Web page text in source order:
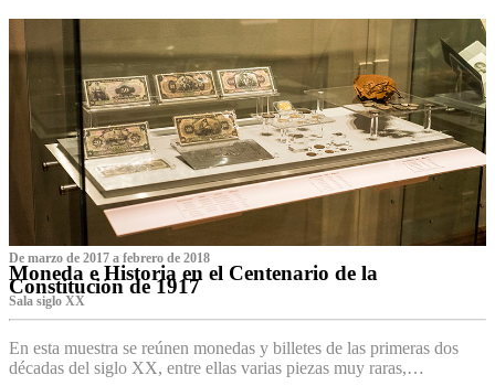
De marzo de 2017 a febrero de 2018
Moneda e Historia en el Centenario de la
Constitución de 1917
Sala siglo XX
En esta muestra se reúnen monedas y billetes de las primeras dos
décadas del siglo XX, entre ellas varias piezas muy raras,…